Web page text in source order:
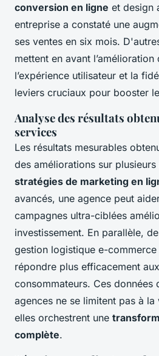
conversion en ligne et design
entreprise a constaté une
ses ventes en six mois.
mettent en avant
l’expérience utilisateur et la
leviers cruciaux pour booster
Analyse des résultats
services
Les résultats mesurables
des améliorations sur
stratégies de marketing en
avancés, une agence peut
campagnes ultra-ciblées
investissement. En parallèle,
gestion logistique e-
répondre plus efficacement
consommateurs. Ces données
agences ne se limitent pas à la
elles orchestrent une
complète.